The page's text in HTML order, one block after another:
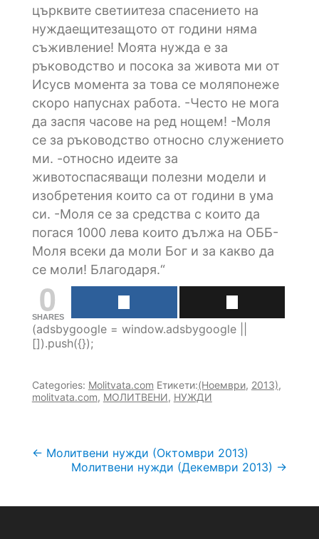
църквите светиитеза спасението на
нуждаещитезащото от години няма
съживление! Моята нужда е за
ръководство и посока за живота ми от
Исусв момента за това се моляпонеже
скоро напуснах работа. -Често не мога
да заспя часове на ред нощем! -Моля
се за ръководство относно служението
ми. -относно идеите за
животоспасяващи полезни модели и
изобретения които са от години в ума
си. -Моля се за средства с които да
погася 1000 лева които дължа на ОББ-
Моля всеки да моли Бог и за какво да
се моли! Благодаря.“
0
SHARES
(adsbygoogle = window.adsbygoogle ||
[]).push({});
Categories: Molitvata.com Етикети:(Ноември, 2013),
molitvata.com, МОЛИТВЕНИ, НУЖДИ
Навигация
← Молитвени нужди (Октомври 2013)
Молитвени нужди (Декември 2013) →